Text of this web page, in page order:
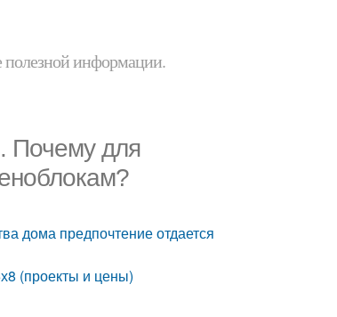
полезной информации.
Почему для
дома предпочтение отдается
(проекты и цены)